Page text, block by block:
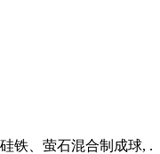
铁、萤石混合制成球, .